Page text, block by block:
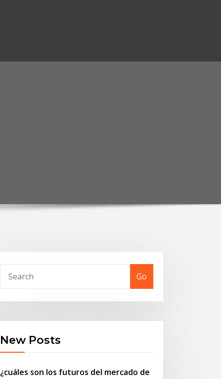
Go
New Posts
¿cuáles son los futuros del mercado de